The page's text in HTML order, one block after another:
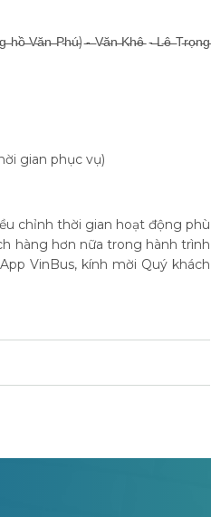
̵V̵ă̵n̵ ̵P̵h̵ú̵) ̵-̵ ̵V̵ă̵n̵ ̵K̵h̵ê̵̵ -̵ ̵L̵ê̵ ̵T̵r̵ọ̵n̵g̵
gian phục vụ)
chỉnh thời gian hoạt động phù
hàng hơn nữa trong hành trình
VinBus, kính mời Quý khách